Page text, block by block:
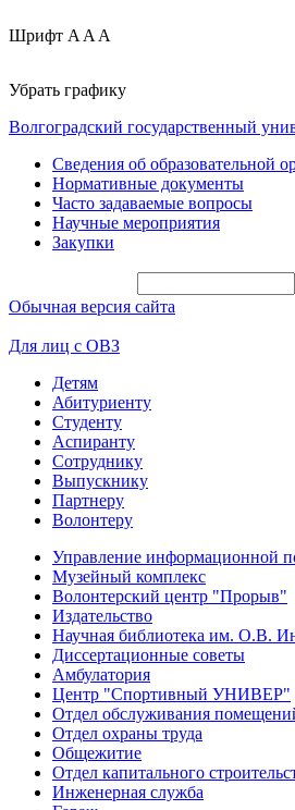
Шрифт A A A
Убрать графику
Волгоградский государственный
Сведения об образовательной
Нормативные документы
Часто задаваемые вопросы
Научные мероприятия
Закупки
Обычная версия сайта
Для лиц с ОВЗ
Детям
Абитуриенту
Студенту
Аспиранту
Сотруднику
Выпускнику
Партнеру
Волонтеру
Управление информационной
Музейный комплекс
Волонтерский центр "Прорыв"
Издательство
Научная библиотека им. О.В.
Диссертационные советы
Амбулатория
Центр "Спортивный УНИВЕР"
Отдел обслуживания
Отдел охраны труда
Общежитие
Отдел капитального
Инженерная служба